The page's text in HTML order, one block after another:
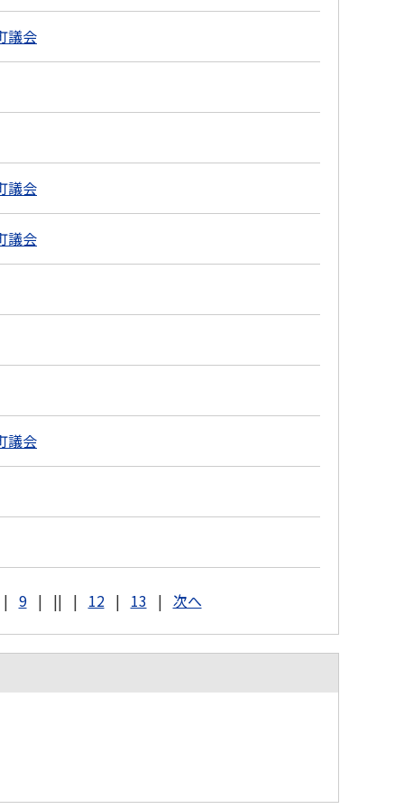
議会
議会
議会
議会
| 9 | || | 12 | 13 | 次へ